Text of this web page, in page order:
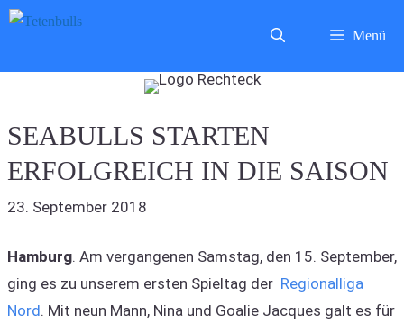
Zum
Menü
SEABULLS STARTEN
ERFOLGREICH IN DIE SAISON
23. September 2018
Hamburg. Am vergangenen Samstag, den 15. September,
ging es zu unserem ersten Spieltag der Regionalliga
Nord. Mit neun Mann, Nina und Goalie Jacques galt es für